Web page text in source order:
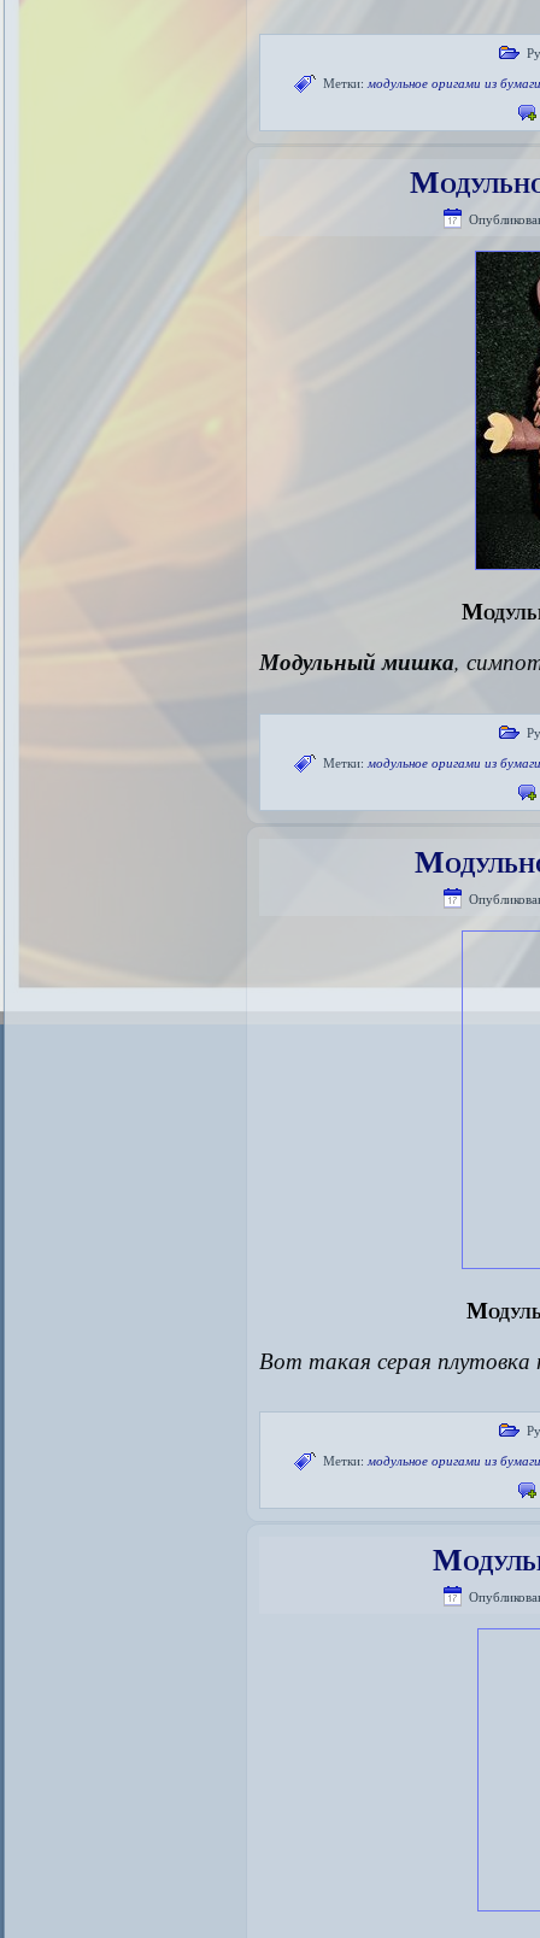
Метки: модульное оригами из бумаги
Модульный мишка,
Метки: модульное оригами из бумаги
Вот такая серая плутовка
Метки: модульное оригами из бумаги